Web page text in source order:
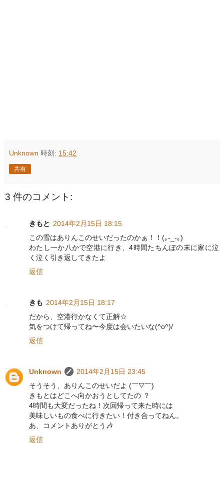
Unknown 時刻: 15:42
共有
3 件のコメント:
きもと 2014年2月15日 18:15
この雪はありんこのせいだったのかぁ！！(｡-_-｡)
わたし一か八かで空港に行き、4時間たちんぼの末に家に泣
く泣く引き返してきたよ
返信
きも 2014年2月15日 18:17
だから、空港行かなくて正解☆
気をつけて帰ってね〜今度は会いたいな(^o^)/
返信
Unknown
2014年2月15日 23:45
そうそう、ありんこのせいだよ (￣▽￣)
きもとはどこへ向かおうとしてたの ？
4時間も大変だったね！次回帰って来た時には
美味しいもの食べに行きたい！付き合ってねん。
あ、コメントありがとう🎶
返信